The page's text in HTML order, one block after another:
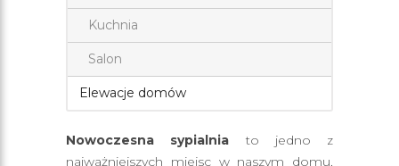
Kuchnia
Salon
Elewacje domów
Nowoczesna sypialnia to jedno z
najważniejszych miejsc w naszym domu,